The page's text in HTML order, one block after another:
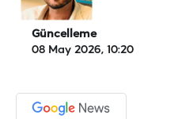
Güncelleme
08 May 2026, 10:20